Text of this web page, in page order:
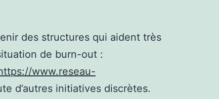
des structures qui aident très
de burn-out :
www.reseau-
d’autres initiatives discrètes.